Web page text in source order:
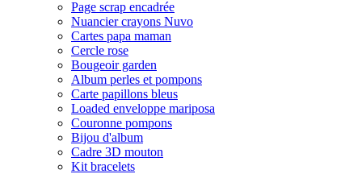
Page scrap encadrée
Nuancier crayons Nuvo
Cartes papa maman
Cercle rose
Bougeoir garden
Album perles et pompons
Carte papillons bleus
Loaded enveloppe mariposa
Couronne pompons
Bijou d'album
Cadre 3D mouton
Kit bracelets